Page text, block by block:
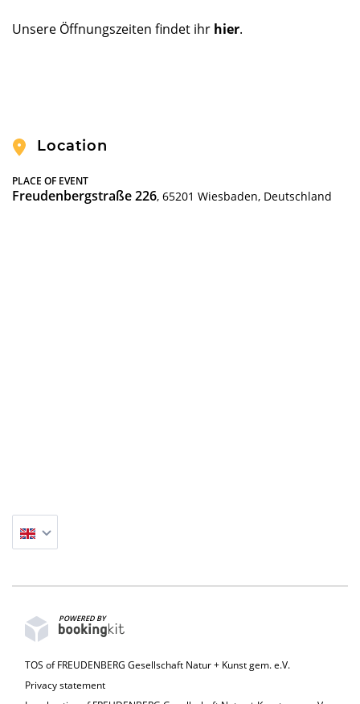
Unsere Öffnungszeiten findet ihr hier.
Location
PLACE OF EVENT
Freudenbergstraße 226, 65201 Wiesbaden, Deutschland
POWERED BY
TOS of FREUDENBERG Gesellschaft Natur + Kunst gem. e.V.
Privacy statement